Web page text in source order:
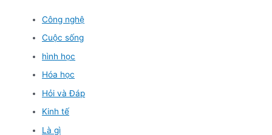
Công nghệ
Cuộc sống
hình học
Hóa học
Hỏi và Đáp
Kinh tế
Là gì